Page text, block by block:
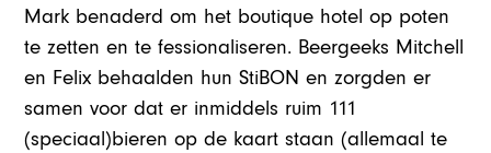
Mark benaderd om het boutique hotel op poten
te zetten en te fessionaliseren. Beergeeks Mitchell
en Felix behaalden hun StiBON en zorgden er
samen voor dat er inmiddels ruim 111
(speciaal)bieren op de kaart staan (allemaal te